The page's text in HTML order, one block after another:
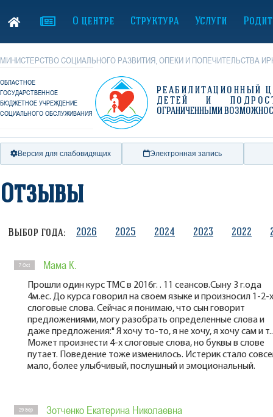
О центре Структура Услуги
МИНИСТЕРСТВО СОЦИАЛЬНОГО РАЗВИТИЯ, ОПЕКИ И ПОПЕЧИТЕЛЬСТВА
ОБЛАСТНОЕ
ГОСУДАРСТВЕННОЕ
БЮДЖЕТНОЕ УЧРЕЖДЕНИЕ
СОЦИАЛЬНОГО ОБСЛУЖИВАНИЯ
РЕАБИЛИТАЦИОННЫЙ
ДЕТЕЙ И
ОГРАНИЧЕННЫМИ
Версия для слабовидящих Электронная запись
Отзывы
Выбор года: 2026 2025 2024 2023 2022
7 Oct Мама К.
Прошли один курс ТМС в 2016г. . 11 сеансов.Сыну 3 г.ода
4м.ес. До курса говорил на своем языке и произносил 1-2-х
слоговые слова. Сейчас я понимаю, что сын говорит
предложениями, могу разобрать определенные слова и
даже предложения:" Я хочу то-то, я не хочу, я хочу сам и
Может произнести 4-х слоговые слова, но буквы в слове
путает. Поведение тоже изменилось. Истерик стало
мало, более улыбчивый, послушный и эмоциональный.
29 Sep Зотченко Екатерина Николаевна